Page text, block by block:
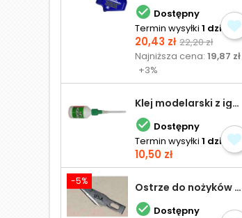
 Dostępny
Termin wysyłki 1 dzień
Cena
20,43 zł Cena
podstawowa
22,20 zł
Najniższa cena:19,87 zł
+3%
Klej modelarski z igłą 30 ml
 Dostępny
Termin wysyłki 1 dzień
Cena
10,50 zł
-5% Ostrze do nożyków Excel
 Dostępny